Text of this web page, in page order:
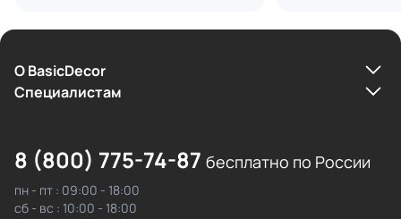
О BasicDecor
Cпециалистам
8 (800) 775-74-87 бесплатно по России
пн - пт : 09:00 - 18:00
сб - вс : 10:00 - 18:00